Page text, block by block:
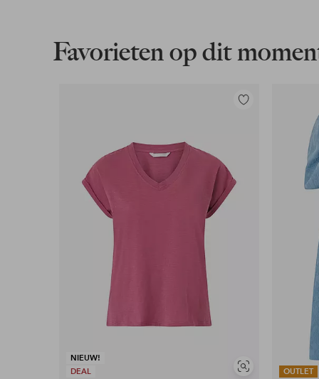
Favorieten op dit
NIEUW!
DEAL
Soortgelijke
Toevoegen
OUTLET